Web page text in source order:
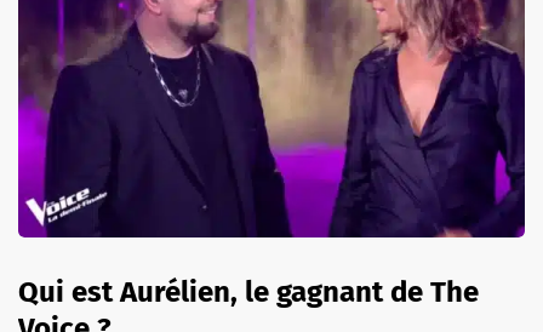
Qui est Aurélien, le gagnant de The